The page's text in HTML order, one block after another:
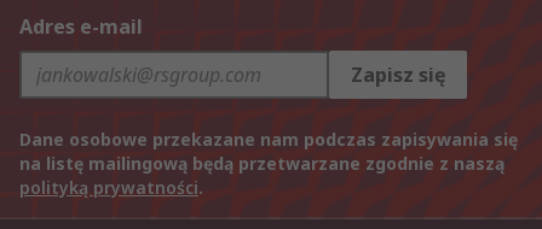
Adres e-mail
Zapisz się
Dane osobowe przekazane nam podczas zapisywania się
na listę mailingową będą przetwarzane zgodnie z naszą
polityką prywatności.